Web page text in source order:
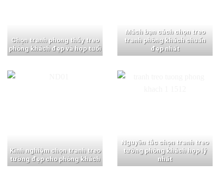
Chọn tranh phong thủy treo
phòng khách đẹp và hợp tuổi
Mách bạn cách chọn treo
tranh phòng khách chuẩn
đẹp nhất
Kinh nghiệm chọn tranh treo
tường đẹp cho phòng khách
Nguyên tắc chọn tranh treo
tường phòng khách hợp lý
nhất